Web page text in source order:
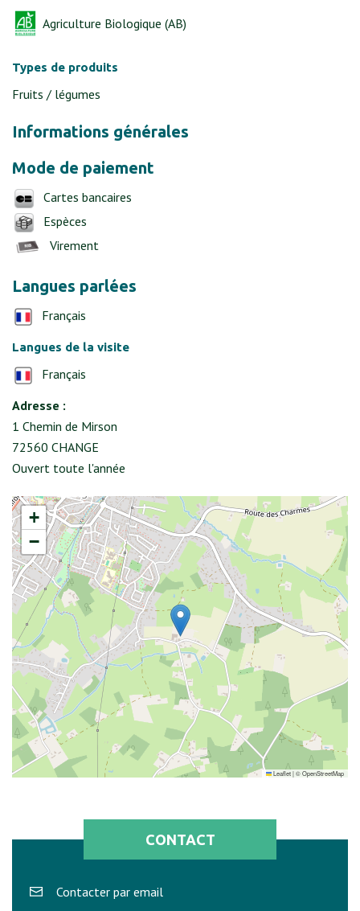
Agriculture Biologique (AB)
Types de produits
Fruits / légumes
Informations générales
Mode de paiement
Cartes bancaires
Espèces
Virement
Langues parlées
Français
Langues de la visite
Français
Adresse :
1 Chemin de Mirson
72560 CHANGE
Ouvert toute l'année
+
−
Leaflet|©OpenStreetMap
CONTACT
Contacter par email